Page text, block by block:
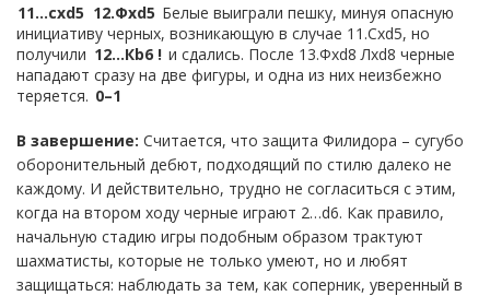
11…cxd5 12.Фxd5 Белые выиграли пешку, минуя опасную
инициативу черных, возникающую в случае 11.Сxd5, но
получили 12…Кb6 ! и сдались. После 13.Фxd8 Лxd8 черные
нападают сразу на две фигуры, и одна из них неизбежно
теряется. 0–1
В завершение: Считается, что защита Филидора – сугубо
оборонительный дебют, подходящий по стилю далеко не
каждому. И действительно, трудно не согласиться с этим,
когда на втором ходу черные играют 2…d6. Как правило,
начальную стадию игры подобным образом трактуют
шахматисты, которые не только умеют, но и любят
защищаться: наблюдать за тем, как соперник, уверенный в